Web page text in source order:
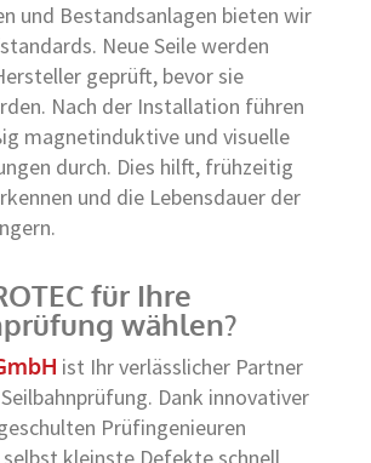
und Bestandsanlagen bieten wir
Neue Seile werden
geprüft, bevor sie
Nach der Installation führen
magnetinduktive und visuelle
durch. Dies hilft, frühzeitig
und die Lebensdauer der
für Ihre
wählen?
ist Ihr verlässlicher Partner
Dank innovativer
Prüfingenieuren